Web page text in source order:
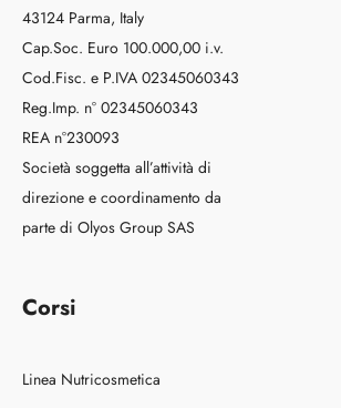
43124 Parma, Italy
Cap.Soc. Euro 100.000,00 i.v.
Cod.Fisc. e P.IVA 02345060343
Reg.Imp. n° 02345060343
REA n°230093
Società soggetta all’attività di
direzione e coordinamento da
parte di Olyos Group SAS
Corsi
Linea Nutricosmetica